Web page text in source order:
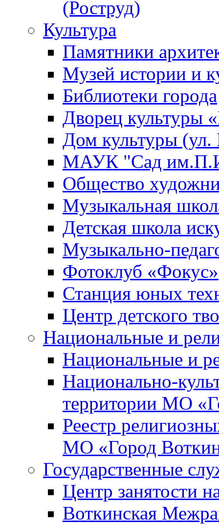
(Роструд)
Культура
Памятники
Музей истории и
Библиотеки города
Дворец культуры
Дом культуры (ул.
МАУК "Сад
Общество
Музыкальная
Детская школа
Музыкально-
Фотоклуб «Фокус»
Станция юных
Центр детского
Национальные и
Национальные и
Национально-
территории МО
Реестр
МО «Город
Государственные
Центр занятости
Воткинская